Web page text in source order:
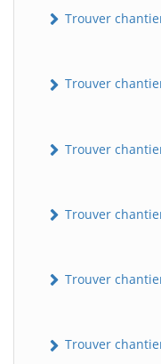
Trouver
Trouver
Trouver
Trouver
Trouver
Trouver